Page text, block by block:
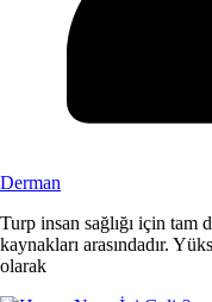
Derman
Turp insan sağlığı için tam
kaynakları arasındadır.
olarak